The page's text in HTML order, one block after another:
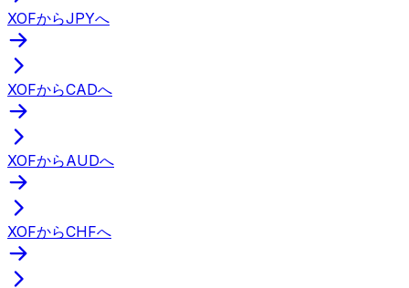
XOFからJPYへ
XOFからCADへ
XOFからAUDへ
XOFからCHFへ